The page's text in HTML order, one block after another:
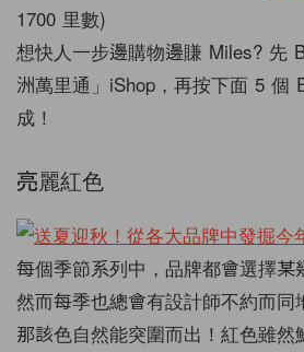
1700 里數)
想快人一步邊購物邊賺 Miles? 先
洲萬里通」iShop，再按下面 5 個
成！
亮麗紅色
每個季節系列中，品牌都會選擇某
然而每季也總會有設計師不約而同
那該色自然能突圍而出！紅色雖